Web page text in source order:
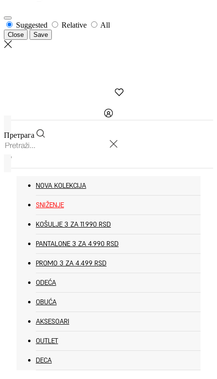
Suggested Relative All
Close Save
Претрага
NOVA KOLEKCIJA
SNIŽENJE
KOŠULJE 3 ZA 11.990 RSD
PANTALONE 3 ZA 4.990 RSD
PROMO 3 ZA 4.499 RSD
ODEĆA
OBUĆA
AKSESOARI
OUTLET
DECA